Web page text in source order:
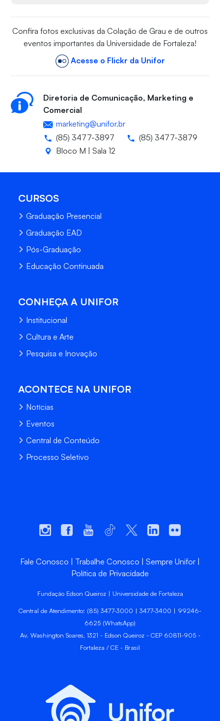
Confira fotos exclusivas da Colação de Grau e de outros
eventos importantes da Universidade de Fortaleza!
Acesse o Flickr da Unifor
Diretoria de Comunicação, Marketing e
Comercial
marketing@unifor.br
(85) 3477-3897
(85) 3477-3879
Bloco M | Sala 12
CURSOS
Graduação Presencial
Graduação EAD
Pós-Graduação
Educação Continuada
CONHEÇA A UNIFOR
Institucional
Cultura e Arte
Pesquisa e Inovação
ACONTECE NA UNIFOR
Notícias
Eventos
Central de Conteúdo
Processo Seletivo
Fale Conosco Trabalhe Conosco
Sempre Unifor
Política de Privacidade
Fundação Edson Queiroz | Universidade de Fortaleza
Central de Atendimento: (85) 3477-3000 | 3477-3400 | 99246-
6625 (WhatsApp)
Av. Washington Soares, 1321 - Edson Queiroz - CEP 60811-905 -
Fortaleza / CE - Brasil